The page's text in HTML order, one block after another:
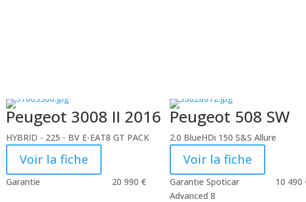
Peugeot 3008 II 2016
HYBRID - 225 - BV E-EAT8 GT PACK
Voir la fiche
Garantie 20 990 €
Peugeot 508 SW
2.0 BlueHDi 150 S&S Allure
Voir la fiche
Garantie Spoticar
Advanced 8
10 490